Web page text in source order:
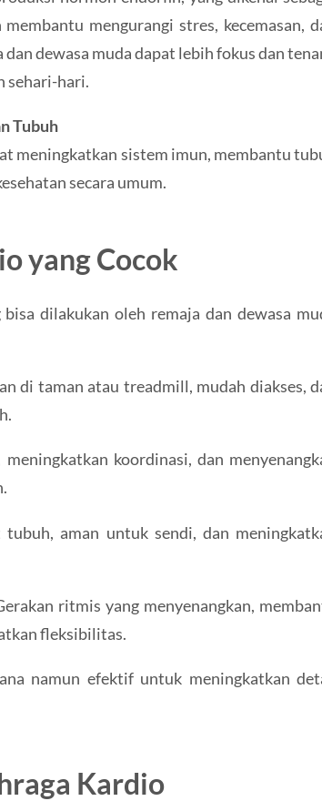
mengurangi stres, kecemasan,
dewasa muda dapat lebih fokus dan
sehari-hari.
Tubuh
meningkatkan sistem imun, membantu
secara umum.
yang Cocok
dilakukan oleh remaja dan dewasa
di taman atau treadmill, mudah diakses,
koordinasi, dan
aman untuk sendi, dan
ritmis yang menyenangkan,
fleksibilitas.
namun efektif untuk meningkatkan
Kardio